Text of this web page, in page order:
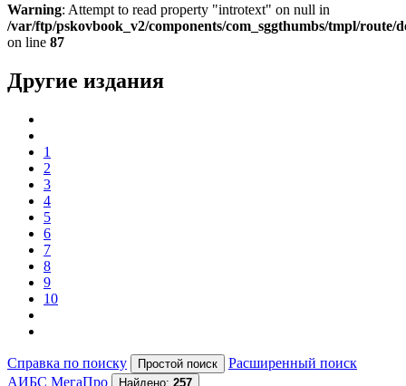
Warning: Attempt to read property "introtext" on null in
/var/ftp/pskovbook_v2/components/com_sggthumbs/tmpl/route/
on line 87
Другие издания
1
2
3
4
5
6
7
8
9
10
Справка по поиску
Расширенный поиск
АИБС МегаПро
Найдено: 257